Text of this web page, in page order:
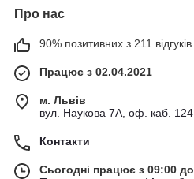
Про нас
90% позитивних з 211 відгуків
Працює з 02.04.2021
м. Львів
вул. Наукова 7А, оф. каб. 124,
Контакти
Сьогодні працює з 09:00